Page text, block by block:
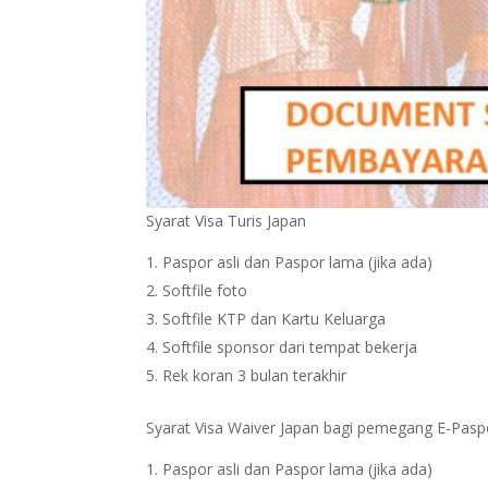
Syarat Visa Turis Japan
Paspor asli dan Paspor lama (jika ada)
Softfile foto
Softfile KTP dan Kartu Keluarga
Softfile sponsor dari tempat bekerja
Rek koran 3 bulan terakhir
Syarat Visa Waiver Japan bagi pemegang E-
Paspor asli dan Paspor lama (jika ada)